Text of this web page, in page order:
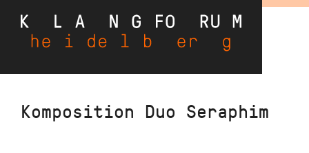
Direkt
Komposition Duo Seraphim